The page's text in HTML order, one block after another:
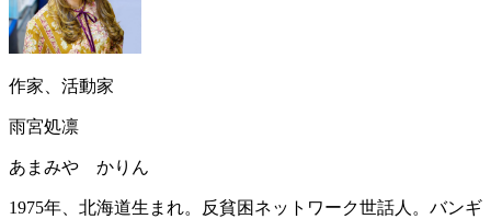
作家、活動家
雨宮処凛
あまみや かりん
1975年、北海道生まれ。反貧困ネットワーク世話人。バンギ